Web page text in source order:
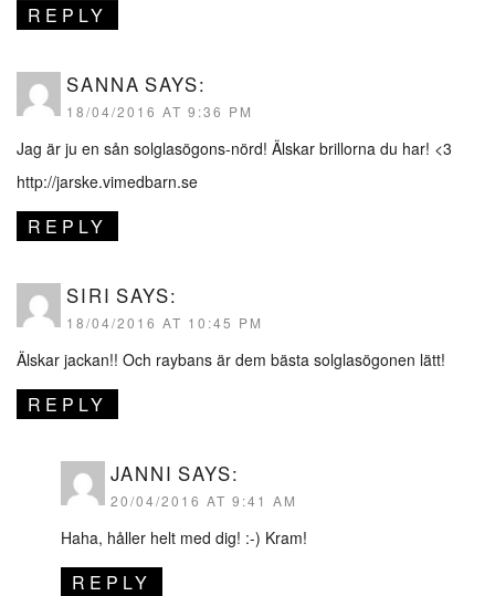
REPLY
SANNA SAYS:
18/04/2016 AT 9:36 PM
Jag är ju en sån solglasögons-nörd! Älskar brillorna du har! <3
http://jarske.vimedbarn.se
REPLY
SIRI SAYS:
18/04/2016 AT 10:45 PM
Älskar jackan!! Och raybans är dem bästa solglasögonen lätt!
REPLY
JANNI SAYS:
20/04/2016 AT 9:41 AM
Haha, håller helt med dig! :-) Kram!
REPLY